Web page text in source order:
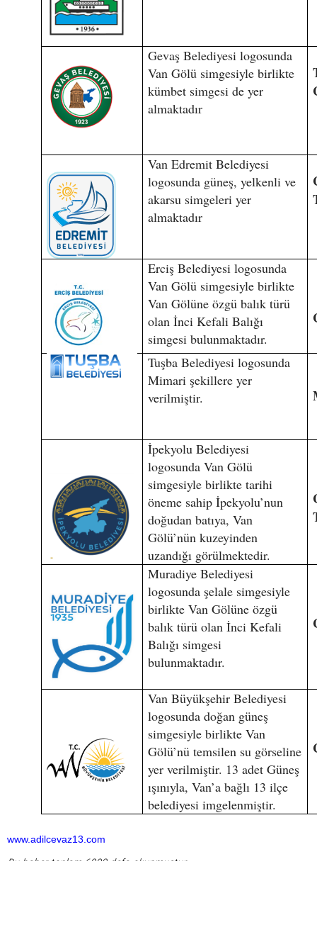
Gevaş Belediyesi logosunda
Van Gölü simgesiyle birlikte
kümbet simgesi de yer
almaktadır
Van Edremit Belediyesi
logosunda güneş, yelkenli ve
akarsu simgeleri yer
almaktadır
Erciş Belediyesi logosunda
Van Gölü simgesiyle birlikte
Van Gölüne özgü balık türü
olan İnci Kefali Balığı
simgesi bulunmaktadır.
Tuşba Belediyesi logosunda
Mimari şekillere yer
verilmiştir.
İpekyolu Belediyesi
logosunda Van Gölü
simgesiyle birlikte tarihi
öneme sahip İpekyolu’nun
doğudan batıya, Van
Gölü’nün kuzeyinden
uzandığı görülmektedir.
Muradiye Belediyesi
logosunda şelale simgesiyle
birlikte Van Gölüne özgü
balık türü olan İnci Kefali
Balığı simgesi
bulunmaktadır.
Van Büyükşehir Belediyesi
logosunda doğan güneş
simgesiyle birlikte Van
Gölü’nü temsilen su görseline
yer verilmiştir. 13 adet Güneş
ışınıyla, Van’a bağlı 13 ilçe
belediyesi imgelenmiştir.
www.adilcevaz13.com
Bu haber toplam 6882 defa okunmuştur